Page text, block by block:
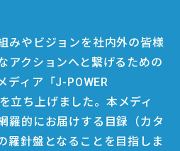
みやビジョンを社内外の皆様
アクションへと繋げるための
ディア「J-POWER
ち上げました。本メディ
羅的にお届けする目録（カタ
羅針盤となることを目指しま